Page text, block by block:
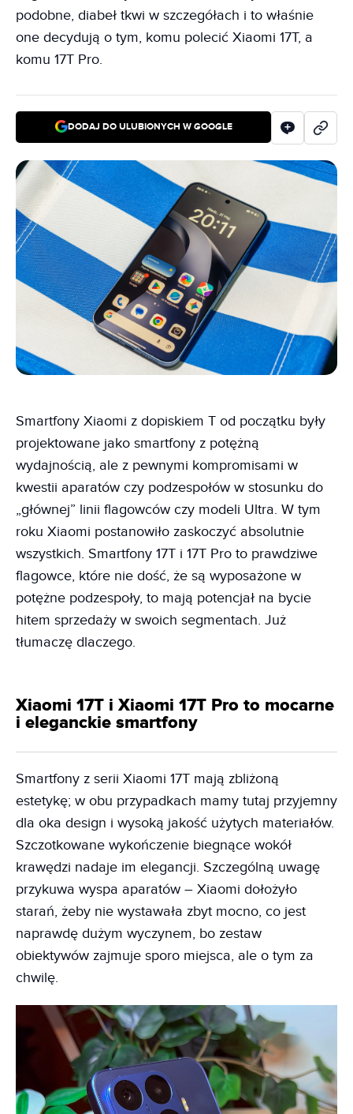
podobne, diabeł tkwi w szczegółach i to właśnie
one decydują o tym, komu polecić Xiaomi 17T, a
komu 17T Pro.
DODAJ DO ULUBIONYCH W GOOGLE
Smartfony Xiaomi z dopiskiem T od początku były
projektowane jako smartfony z potężną
wydajnością, ale z pewnymi kompromisami w
kwestii aparatów czy podzespołów w stosunku do
„głównej” linii flagowców czy modeli Ultra. W tym
roku Xiaomi postanowiło zaskoczyć absolutnie
wszystkich. Smartfony 17T i 17T Pro to prawdziwe
flagowce, które nie dość, że są wyposażone w
potężne podzespoły, to mają potencjał na bycie
hitem sprzedaży w swoich segmentach. Już
tłumaczę dlaczego.
Xiaomi 17T i Xiaomi 17T Pro to mocarne
i eleganckie smartfony
Smartfony z serii Xiaomi 17T mają zbliżoną
estetykę; w obu przypadkach mamy tutaj przyjemny
dla oka design i wysoką jakość użytych materiałów.
Szczotkowane wykończenie biegnące wokół
krawędzi nadaje im elegancji. Szczególną uwagę
przykuwa wyspa aparatów – Xiaomi dołożyło
starań, żeby nie wystawała zbyt mocno, co jest
naprawdę dużym wyczynem, bo zestaw
obiektywów zajmuje sporo miejsca, ale o tym za
chwilę.